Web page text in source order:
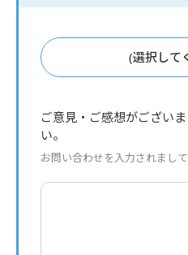
(選択して
ご意見・ご感想がござい
い。
お問い合わせを入力されまし